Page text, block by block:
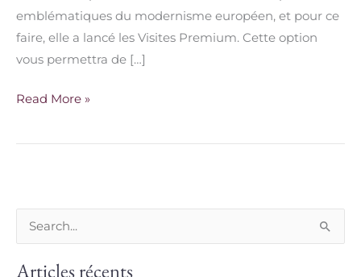
emblématiques du modernisme européen, et pour ce
faire, elle a lancé les Visites Premium. Cette option
vous permettra de […]
Read More »
Articles récents